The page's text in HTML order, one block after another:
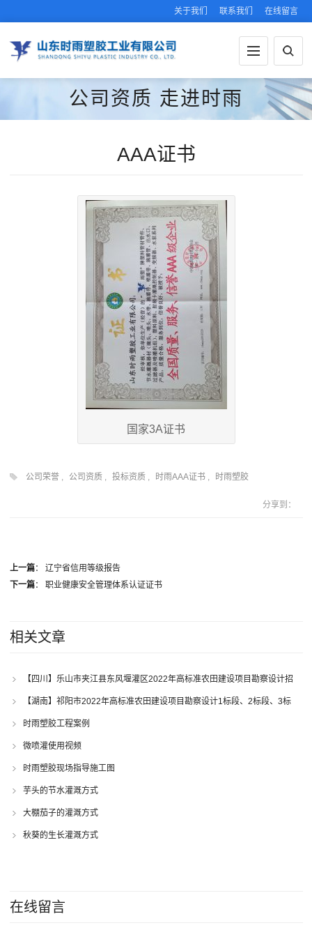
关于我们 联系我们 在线留言
公司资质 走进时雨
AAA证书
国家3A证书
公司荣誉, 公司资质, 投标资质, 时雨AAA证书, 时雨塑胶
分享到：
上一篇： 辽宁省信用等级报告
下一篇： 职业健康安全管理体系认证证书
相关文章
【四川】乐山市夹江县东风堰灌区2022年高标准农田建设项目勘察设计招
标公告
【湖南】祁阳市2022年高标准农田建设项目勘察设计1标段、2标段、3标
段、4标段、5标段招标公告
时雨塑胶工程案例
微喷灌使用视频
时雨塑胶现场指导施工图
芋头的节水灌溉方式
大棚茄子的灌溉方式
秋葵的生长灌溉方式
在线留言